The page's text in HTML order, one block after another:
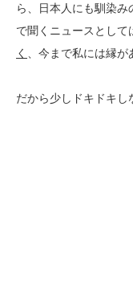
ら、日本人にも馴染
で聞くニュースとして
く
、今まで私には縁が
だから少しドキドキし